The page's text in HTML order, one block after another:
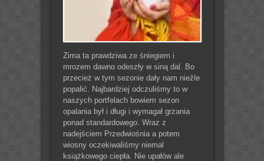
Zima ta prawdziwa ze śniegiem i
mrozem dawno odeszły w siną dal. Bo
przecież w tym sezonie dały nam nieźle
popalić. Najbardziej odczuliśmy to w
naszych portfelach bowiem sezon
opalania był i długi i wymagał grzania
ponad standardowego. Wraz z
nadejściem Przedwiośnia a potem
wiosny oczekiwaliśmy niemal
książkowego ciepła. Nie upałów ale